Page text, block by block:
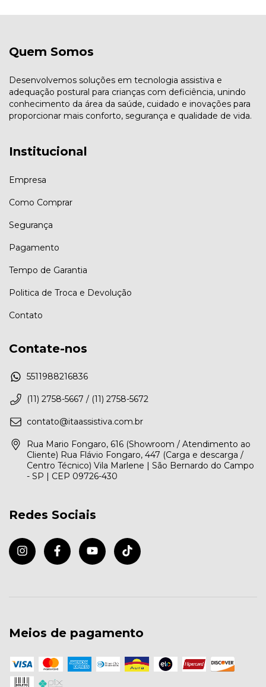
Quem Somos
Desenvolvemos soluções em tecnologia assistiva e
adequação postural para crianças com deficiência, unindo
conhecimento da área da saúde, cuidado e inovações para
proporcionar mais conforto, segurança e qualidade de vida.
Institucional
Empresa
Como Comprar
Segurança
Pagamento
Tempo de Garantia
Politica de Troca e Devolução
Contato
Contate-nos
5511988216836
(11) 2758-5667 / (11) 2758-5672
contato@itaassistiva.com.br
Rua Mario Fongaro, 616 (Showroom / Atendimento ao
Cliente) Rua Flávio Fongaro, 447 (Carga e descarga /
Centro Técnico) Vila Marlene | São Bernardo do Campo
- SP | CEP 09726-430
Redes Sociais
Meios de pagamento